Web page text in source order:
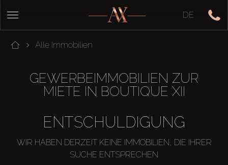
DE
Alle Immobilien
GEWERBEIMMOBILIEN ZUR
MIETE IN BOUTIQUE XII
ENTSCHULDIGUNG
WIR HABEN DERZEIT KEINE IMMOBILIEN, DIE IHRER
SUCHE ENTSPRECHEN